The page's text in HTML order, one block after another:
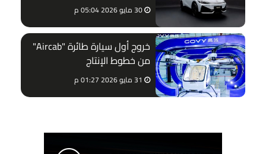
30 مايو 2026 05:04 م
خروج أول سيارة طائرة "Aircab"
من خطوط الإنتاج
31 مايو 2026 01:27 م